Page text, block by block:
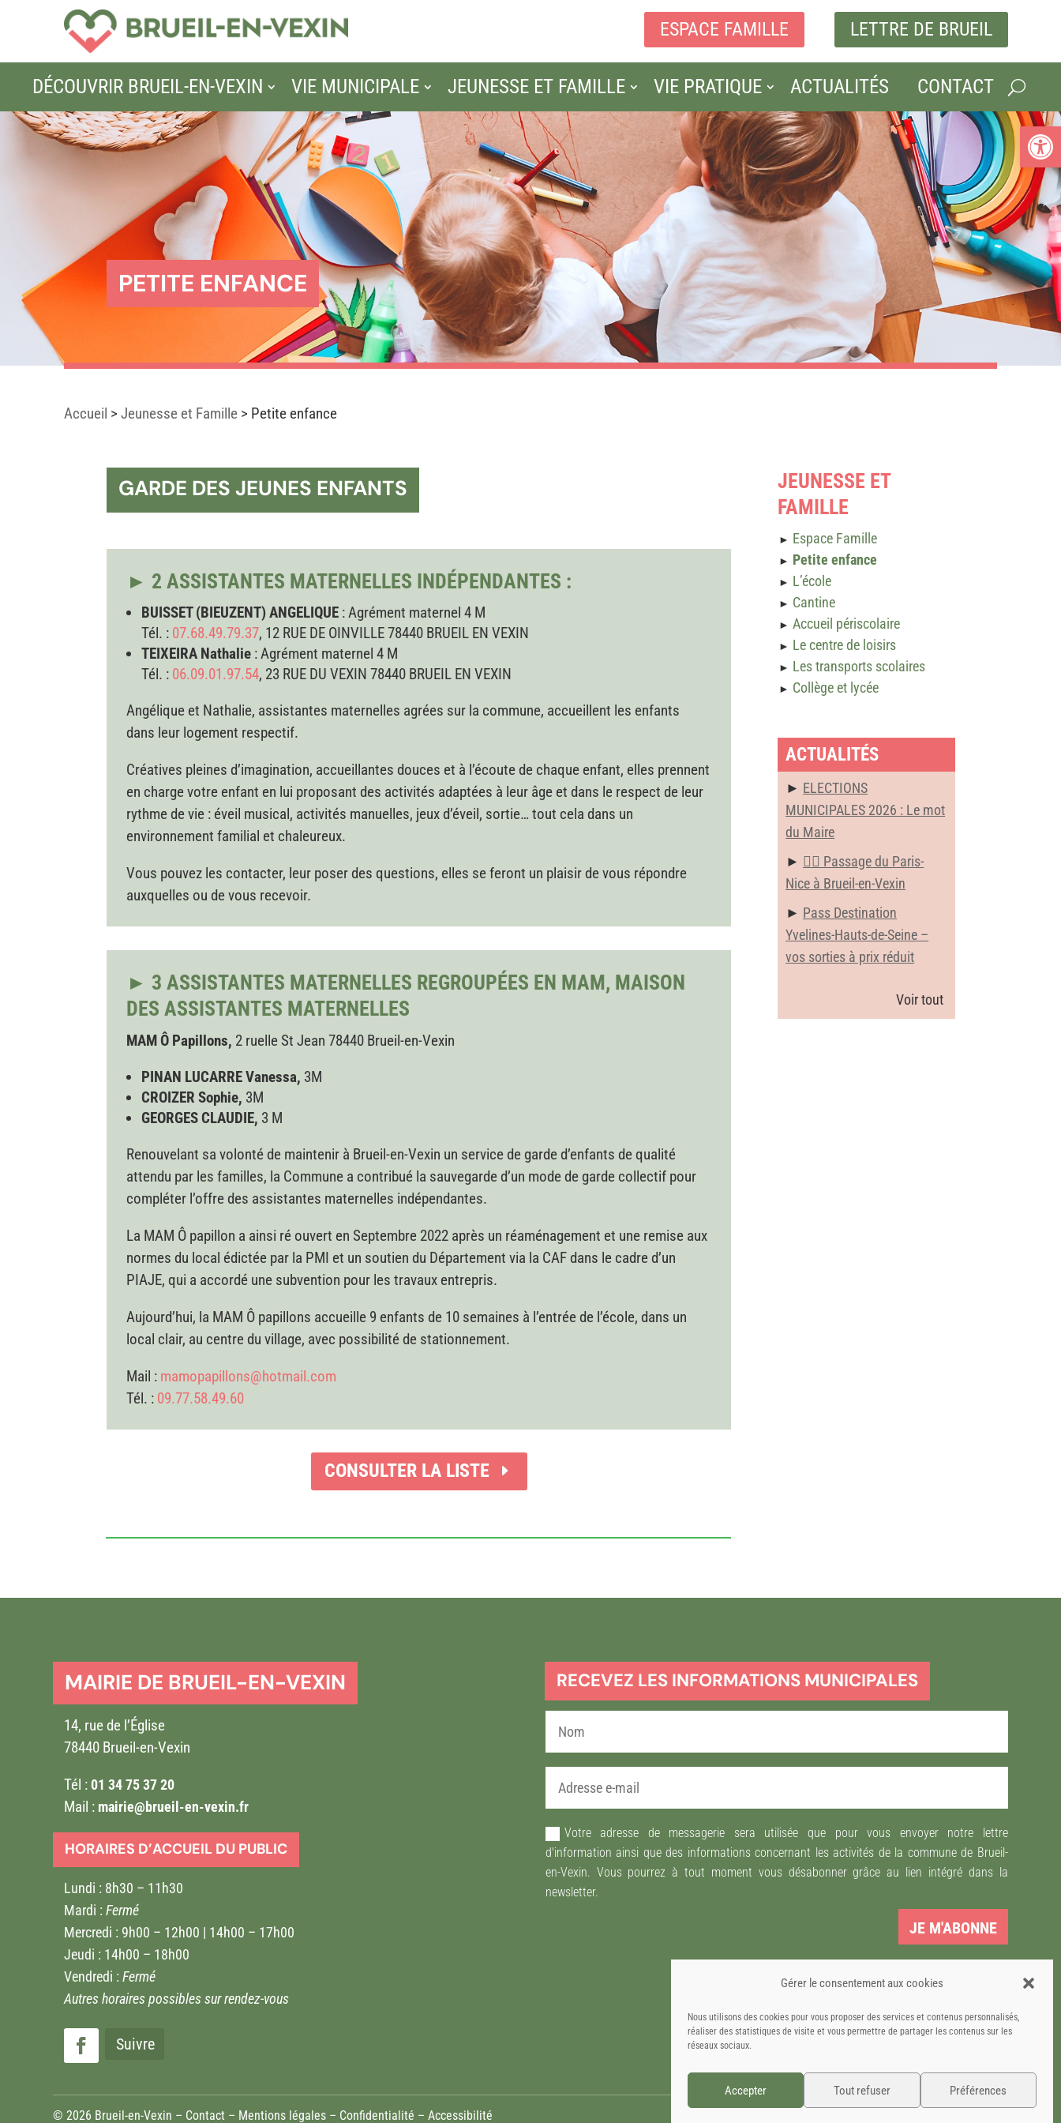
Ouvrir la
Gérer le consentement aux cookies
Nous utilisons des cookies pour vous proposer des services et contenus personnalisés,
réaliser des statistiques de visite et vous permettre de partager les contenus sur les
réseaux sociaux.
Accepter Tout refuser Préférences
ESPACE FAMILLE LETTRE DE BRUEIL
DÉCOUVRIR BRUEIL-EN-VEXIN VIE MUNICIPALE JEUNESSE ET FAMILLE VIE PRATIQUE ACTUALITÉS CONTACT
PETITE ENFANCE
Accueil > Jeunesse et Famille> Petite enfance
GARDE DES JEUNES ENFANTS
► 2 ASSISTANTES MATERNELLES INDÉPENDANTES :
BUISSET (BIEUZENT) ANGELIQUE : Agrément maternel 4 M
Tél. : 07.68.49.79.37, 12 RUE DE OINVILLE 78440 BRUEIL EN VEXIN
TEIXEIRA Nathalie : Agrément maternel 4 M
Tél. : 06.09.01.97.54, 23 RUE DU VEXIN 78440 BRUEIL EN VEXIN
Angélique et Nathalie, assistantes maternelles agrées sur la commune, accueillent les enfants
dans leur logement respectif.
Créatives pleines d’imagination, accueillantes douces et à l’écoute de chaque enfant, elles prennent
en charge votre enfant en lui proposant des activités adaptées à leur âge et dans le respect de leur
rythme de vie : éveil musical, activités manuelles, jeux d’éveil, sortie… tout cela dans un
environnement familial et chaleureux.
Vous pouvez les contacter, leur poser des questions, elles se feront un plaisir de vous répondre
auxquelles ou de vous recevoir.
► 3 ASSISTANTES MATERNELLES REGROUPÉES EN MAM, MAISON
DES ASSISTANTES MATERNELLES
MAM Ô Papillons, 2 ruelle St Jean 78440 Brueil-en-Vexin
PINAN LUCARRE Vanessa, 3M
CROIZER Sophie, 3M
GEORGES CLAUDIE, 3 M
Renouvelant sa volonté de maintenir à Brueil-en-Vexin un service de garde d’enfants de qualité
attendu par les familles, la Commune a contribué la sauvegarde d’un mode de garde collectif pour
compléter l’offre des assistantes maternelles indépendantes.
La MAM Ô papillon a ainsi ré ouvert en Septembre 2022 après un réaménagement et une remise aux
normes du local édictée par la PMI et un soutien du Département via la CAF dans le cadre d’un
PIAJE, qui a accordé une subvention pour les travaux entrepris.
Aujourd’hui, la MAM Ô papillons accueille 9 enfants de 10 semaines à l’entrée de l’école, dans un
local clair, au centre du village, avec possibilité de stationnement.
Mail : mamopapillons@hotmail.com
Tél. : 09.77.58.49.60
CONSULTER LA LISTE
JEUNESSE ET
FAMILLE
► Espace Famille
► Petite enfance
► L’école
► Cantine
► Accueil périscolaire
► Le centre de loisirs
► Les transports scolaires
► Collège et lycée
ACTUALITÉS
ELECTIONS
MUNICIPALES 2026 : Le mot
du Maire
🚴‍♂️ Passage du Paris-
Nice à Brueil-en-Vexin
Pass Destination
Yvelines-Hauts-de-Seine –
vos sorties à prix réduit
Voir tout
MAIRIE DE BRUEIL-EN-VEXIN
14, rue de l’Église
78440 Brueil-en-Vexin
Tél :01 34 75 37 20
Mail : mairie@brueil-en-vexin.fr
HORAIRES D’ACCUEIL DU PUBLIC
Lundi : 8h30 – 11h30
Mardi :Fermé
Mercredi : 9h00 – 12h00 | 14h00 – 17h00
Jeudi : 14h00 – 18h00
Vendredi :Fermé
Autres horaires possibles sur rendez-vous
Suivre
RECEVEZ LES INFORMATIONS MUNICIPALES
Votre adresse de messagerie sera utilisée que pour vous envoyer notre lettre
d'information ainsi que des informations concernant les activités de la commune de Brueil-
en-Vexin. Vous pourrez à tout moment vous désabonner grâce au lien intégré dans la
newsletter.
JE M'ABONNE
© 2026 Brueil-en-Vexin – Contact – Mentions légales – Confidentialité –Accessibilité